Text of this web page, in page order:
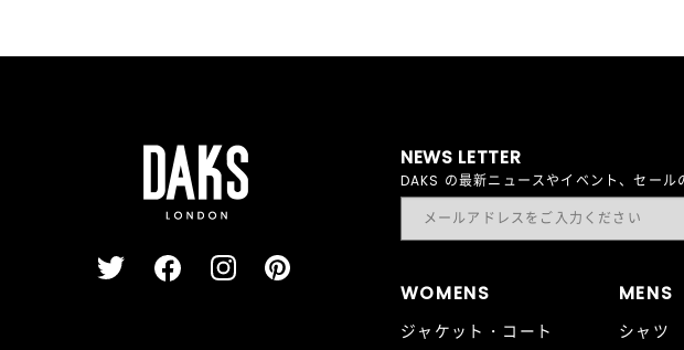
NEWS LETTER
DAKS の最新ニュースやイベント、セール
WOMENS
ジャケット・コート
MENS
シャツ